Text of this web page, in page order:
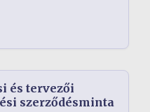
és tervezői
szerződésminta